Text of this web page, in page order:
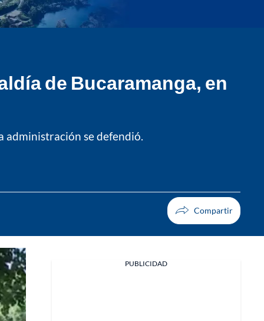
de Bucaramanga, en
administración se defendió.
PUBLICIDAD